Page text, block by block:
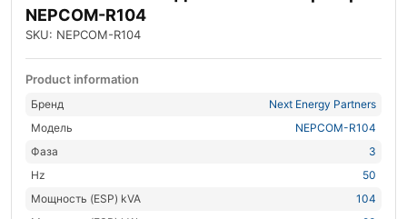
NEPCOM-R104
SKU: NEPCOM-R104
Product information
Бренд
Next Energy Partners
Модель
NEPCOM-R104
Фаза
3
Hz
50
Мощность (ESP) kVA
104